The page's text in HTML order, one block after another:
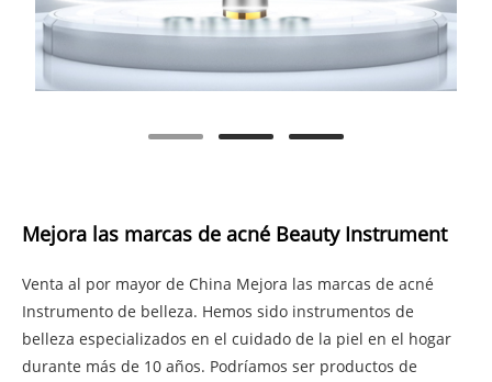
Mejora las marcas de acné Beauty Instrument
Venta al por mayor de China Mejora las marcas de acné
Instrumento de belleza. Hemos sido instrumentos de
belleza especializados en el cuidado de la piel en el hogar
durante más de 10 años. Podríamos ser productos de